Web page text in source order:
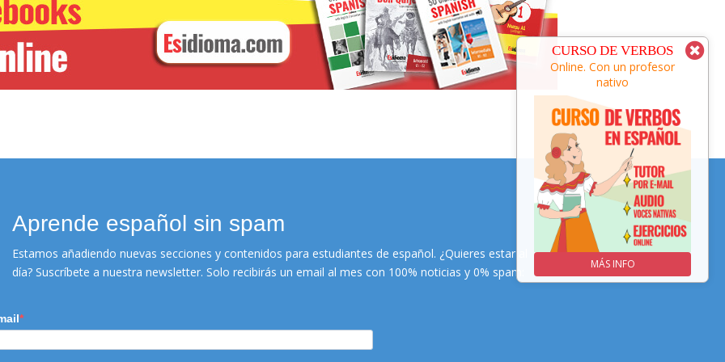
CURSO DE VERBOS
Online. Con un profesor
MÁS INFO
CURSO DE ESPAÑOL
Online. Con un profesor
nativo
MÁS INFO
CURSO DE VERBOS
Online. Con un profesor
nativo
MÁS INFO
Aprende español sin spam
Estamos añadiendo nuevas secciones y contenidos para estudiantes de español. ¿Quieres estar al
día? Suscríbete a nuestra newsletter. Solo recibirás un email al mes con 100% noticias y 0% spam: